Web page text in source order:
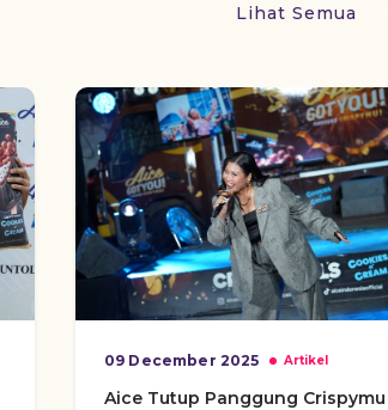
Lihat Semua
09 December 2025 Artikel
Aice Tutup Panggung Crispymu